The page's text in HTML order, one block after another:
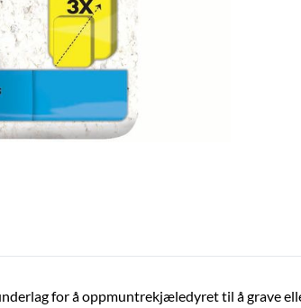
for å oppmuntrekjæledyret til å grave